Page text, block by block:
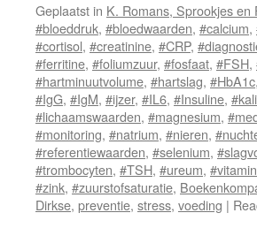
Geplaatst in K. Romans, Sprookjes en
#bloeddruk, #bloedwaarden, #calcium,
#cortisol, #creatinine, #CRP,
#ferritine, #foliumzuur, #fosfaat, #FSH,
#hartminuutvolume, #hartslag, #HbA1c,
#IgG, #IgM, #ijzer, #IL6, #Insuline,
#lichaamswaarden, #magnesium,
#monitoring, #natrium, #nieren,
#referentiewaarden, #selenium,
#trombocyten, #TSH, #ureum,
#zink, #zuurstofsaturatie,
Dirkse, preventie, stress, voeding |